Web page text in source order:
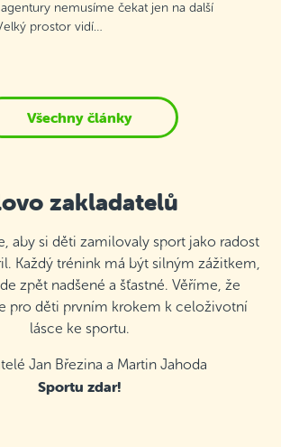
nemusíme čekat jen na další
prostor vidí…
Všechny články
zakladatelů
aby si děti zamilovaly sport jako radost
Každý trénink má být silným zážitkem,
zpět nadšené a šťastné. Věříme, že
pro děti prvním krokem k celoživotní
lásce ke sportu.
Jan Březina a Martin Jahoda
Sportu zdar!